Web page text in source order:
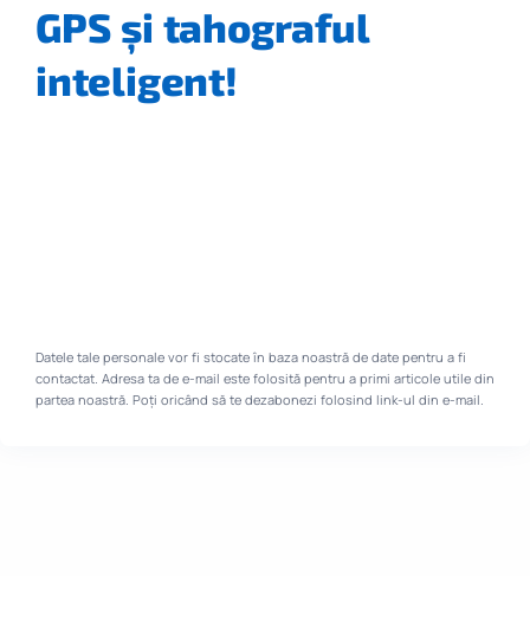
GPS și tahograful
inteligent!
Datele tale personale vor fi stocate în baza noastră de date pentru a fi
contactat. Adresa ta de e-mail este folosită pentru a primi articole utile din
partea noastră. Poți oricând să te dezabonezi folosind link-ul din e-mail.